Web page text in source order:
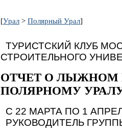
[Урал > Полярный Урал]
ТУРИСТСКИЙ КЛУБ
СТРОИТЕЛЬНОГО
ОТЧЕТ О ЛЫЖНОМ
ПОЛЯРНОМУ
С 22 МАРТА ПО 1
РУКОВОДИТЕЛЬ